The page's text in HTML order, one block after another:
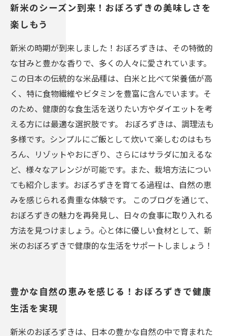
新米のシーズン到来！おぼろずきの美味しさを
楽しもう
新米の時期が到来しました！おぼろずきは、その特徴的
な甘みと豊かな香りで、多くの人々に愛されています。
この日本の伝統的な米品種は、白米と比べて栄養価が高
く、特に食物繊維やビタミンを豊富に含んでいます。そ
のため、健康的な食生活を送りたい方やダイエットを考
える方には最適な選択肢です。 おぼろずきは、調理法も
多様です。シンプルにご飯として炊いて楽しむのはもち
ろん、リゾットやおにぎり、さらにはサラダに加えるな
ど、様々なアレンジが可能です。また、栽培方法につい
ても紹介します。おぼろずきを育てる過程は、自然の恵
みを感じられる貴重な体験です。 このブログを通じて、
おぼろずきの魅力を再発見し、日々の食事に取り入れる
方法を見つけましょう。心と体に優しい食材として、新
米のおぼろずきで健康的な生活をサポートしましょう！
豊かな自然の恵みを感じる！おぼろずきで健康
生活を実現
新米のおぼろずきは、日本の豊かな自然の中で育まれた